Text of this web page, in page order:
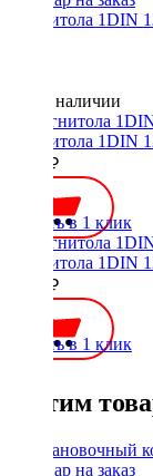
Магнитола 1DIN
Нет в наличии
Магнитола 1DIN
4800 ₽
Купить в 1 клик
Магнитола 1DIN
2500 ₽
Купить в 1 клик
С этим